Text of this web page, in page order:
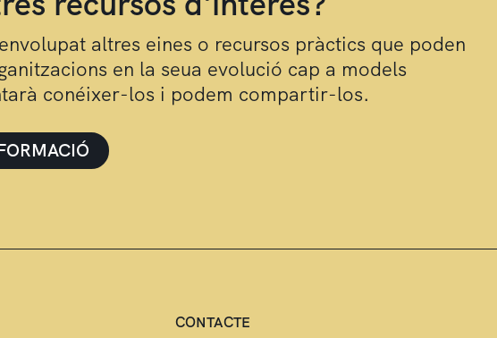
altres eines o recursos pràctics que poden
en la seua evolució cap a models
conéixer-los i podem compartir-los.
CONTACTE